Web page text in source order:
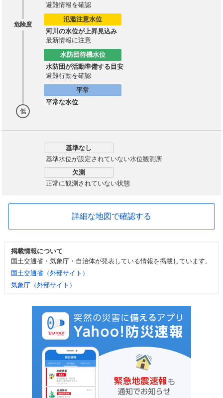
危険度
低
避難情報を確認
氾濫注意水位
河川の水位が上昇見込み
最新情報に注意
水防団待機水位
水防団が活動準備する目安
避難行動を確認
平常
平常な水位
基準なし
基準水位が設定されていない水位観測所
欠測
正常に観測されていない状態
詳細な地図で確認する
掲載情報について
国土交通省・気象庁・自治体が発表している情報を掲載しています。
国土交通省（外部サイト）
気象庁（外部サイト）